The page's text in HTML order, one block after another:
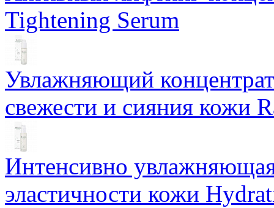
Tightening Serum
Увлажняющий
свежести и сияния кожи
Интенсивно
эластичности кожи